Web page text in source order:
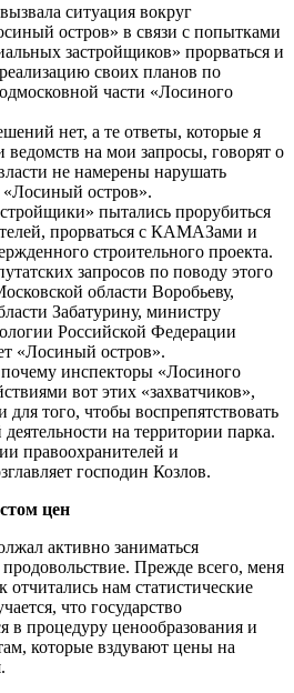
ситуация вокруг
остров» в связи с попытками
застройщиков» прорваться и
своих планов по
части «Лосиного
нет, а те ответы, которые я
ведомств на мои запросы, говорят о
не намерены нарушать
«Лосиный остров».
пытались прорубиться
прорваться с КАМАЗами и
строительного проекта.
запросов по поводу этого
области Воробьеву,
Забатурину, министру
Российской Федерации
«Лосиный остров».
инспекторы «Лосиного
вот этих «захватчиков»,
того, чтобы воспрепятствовать
на территории парка.
правоохранителей и
господин Козлов.
цен
активно заниматься
Прежде всего, меня
отчитались нам статистические
что государство
в процедуру ценообразования и
которые вздувают цены на